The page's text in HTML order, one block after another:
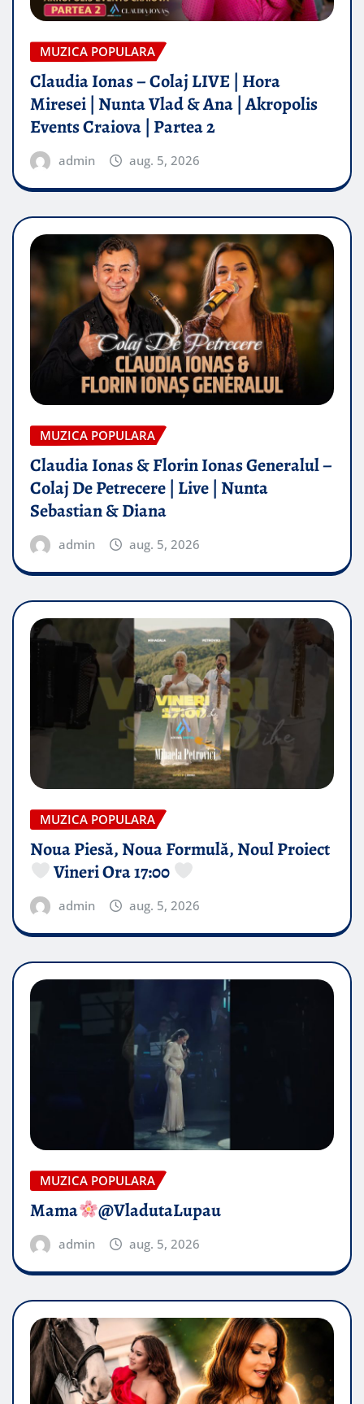
MUZICA POPULARA
Claudia Ionas – Colaj LIVE | Hora
Miresei | Nunta Vlad & Ana | Akropolis
Events Craiova | Partea 2
admin aug. 5, 2026
MUZICA POPULARA
Claudia Ionas & Florin Ionas Generalul –
Colaj De Petrecere | Live | Nunta
Sebastian & Diana
admin aug. 5, 2026
MUZICA POPULARA
Noua Piesă, Noua Formulă, Noul Proiect
Vineri Ora 17:00
admin aug. 5, 2026
MUZICA POPULARA
Mama @VladutaLupau
admin aug. 5, 2026